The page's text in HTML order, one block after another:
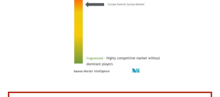
Bild © Mordor Intelligence. Wiederverwendung erfordert Namensnennung gemäß